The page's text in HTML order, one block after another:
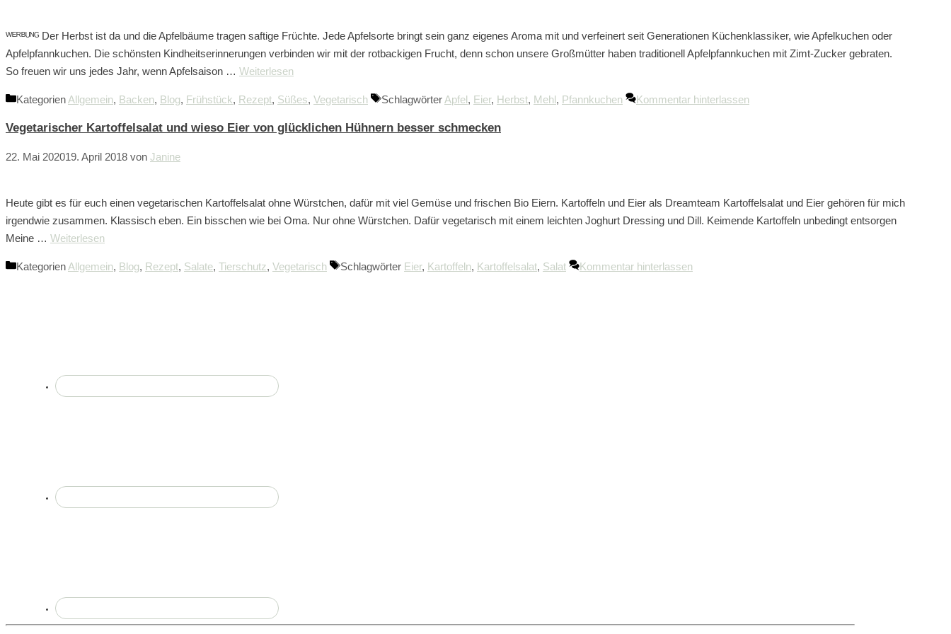
ᵂᴱᴿᴮᵁᴺᴳ Der Herbst ist da und die Apfelbäume tragen saftige Früchte. Jede Apfelsorte bringt sein ganz eigenes Aroma mit und verfeinert seit Generationen Küchenklassiker, wie Apfelkuchen oder
Apfelpfannkuchen. Die schönsten Kindheitserinnerungen verbinden wir mit der rotbackigen Frucht, denn schon unsere Großmütter haben traditionell Apfelpfannkuchen mit Zimt-Zucker gebraten.
So freuen wir uns jedes Jahr, wenn Apfelsaison … Weiterlesen
Kategorien Allgemein, Backen, Blog, Frühstück, Rezept, Süßes, Vegetarisch Schlagwörter Apfel, Eier, Herbst, Mehl, Pfannkuchen Kommentar hinterlassen
Vegetarischer Kartoffelsalat und wieso Eier von glücklichen Hühnern besser schmecken
22. Mai 202019. April 2018 von Janine
Heute gibt es für euch einen vegetarischen Kartoffelsalat ohne Würstchen, dafür mit viel Gemüse und frischen Bio Eiern. Kartoffeln und Eier als Dreamteam Kartoffelsalat und Eier gehören für mich
irgendwie zusammen. Klassisch eben. Ein bisschen wie bei Oma. Nur ohne Würstchen. Dafür vegetarisch mit einem leichten Joghurt Dressing und Dill. Keimende Kartoffeln unbedingt entsorgen
Meine … Weiterlesen
Kategorien Allgemein, Blog, Rezept, Salate, Tierschutz, Vegetarisch Schlagwörter Eier, Kartoffeln, Kartoffelsalat, Salat Kommentar hinterlassen